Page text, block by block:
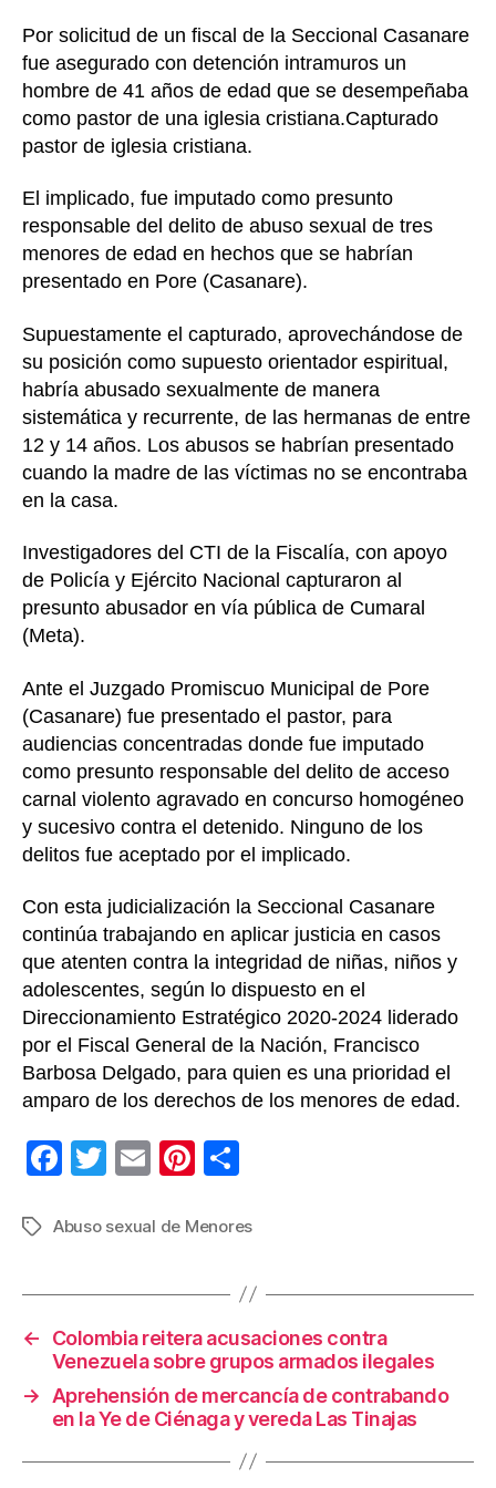
Por solicitud de un fiscal de la Seccional Casanare
fue asegurado con detención intramuros un
hombre de 41 años de edad que se desempeñaba
como pastor de una iglesia cristiana.Capturado
pastor de iglesia cristiana.
El implicado, fue imputado como presunto
responsable del delito de abuso sexual de tres
menores de edad en hechos que se habrían
presentado en Pore (Casanare).
Supuestamente el capturado, aprovechándose de
su posición como supuesto orientador espiritual,
habría abusado sexualmente de manera
sistemática y recurrente, de las hermanas de entre
12 y 14 años. Los abusos se habrían presentado
cuando la madre de las víctimas no se encontraba
en la casa.
Investigadores del CTI de la Fiscalía, con apoyo
de Policía y Ejército Nacional capturaron al
presunto abusador en vía pública de Cumaral
(Meta).
Ante el Juzgado Promiscuo Municipal de Pore
(Casanare) fue presentado el pastor, para
audiencias concentradas donde fue imputado
como presunto responsable del delito de acceso
carnal violento agravado en concurso homogéneo
y sucesivo contra el detenido. Ninguno de los
delitos fue aceptado por el implicado.
Con esta judicialización la Seccional Casanare
continúa trabajando en aplicar justicia en casos
que atenten contra la integridad de niñas, niños y
adolescentes, según lo dispuesto en el
Direccionamiento Estratégico 2020-2024 liderado
por el Fiscal General de la Nación, Francisco
Barbosa Delgado, para quien es una prioridad el
amparo de los derechos de los menores de edad.
F
c
b
o
o
k
T
tt
E
ail
Pi
er
st
m
ar
tir
Etiquetas
Abuso sexual de Menores
←
Colombia reitera acusaciones contra
Venezuela sobre grupos armados ilegales
→
Aprehensión de mercancía de contrabando
en la Ye de Ciénaga y vereda Las Tinajas